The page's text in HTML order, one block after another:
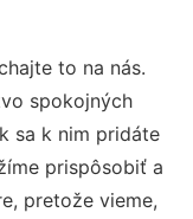
to na nás.
spokojných
sa k nim pridáte
prispôsobiť a
pretože vieme,